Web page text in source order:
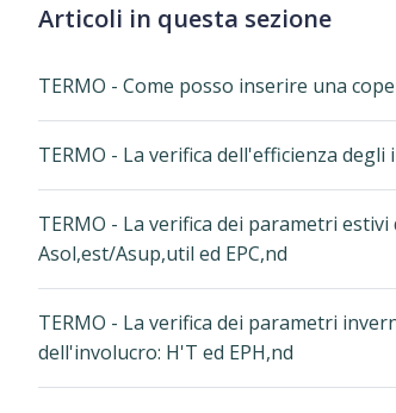
Articoli in questa sezione
TERMO - Come posso inserire una
TERMO - La verifica dell'efficienza degli
TERMO - La verifica dei parametri
Asol,est/Asup,util ed EPC,nd
TERMO - La verifica dei parametri
dell'involucro: H'T ed EPH,nd